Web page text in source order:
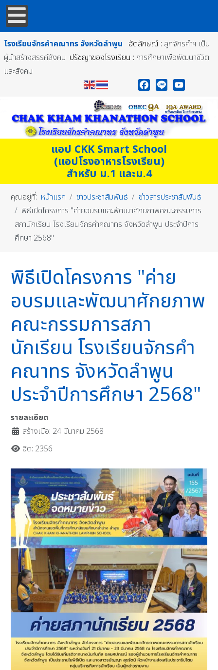
โรงเรียนจักรคำคณาทร จังหวัดลำพูน อัตลักษณ์ : ลูกจักรคำฯ เป็น
ผู้นำสร้างสรรค์สังคม ปรัชญาของโรงเรียน : การศึกษาเพื่อพัฒนาชีวิต
และสังคม
แอป CKK Smart School
(แอปโรงอาหารโรงเรียน)
สำหรับ ม.1 และม.4
คุณอยู่ที่: หน้าแรก ข่าวประชาสัมพันธ์
ข่าวสารประชาสัมพันธ์
พิธีเปิดโครงการ "ค่ายอบรมและพัฒนาศักยภาพคณะกรรมการ
สภานักเรียน โรงเรียนจักรคำคณาทร จังหวัดลำพูน ประจำปีการ
ศึกษา 2568"
พิธีเปิดโครงการ "ค่าย
อบรมและพัฒนาศักยภาพ
คณะกรรมการสภา
นักเรียน โรงเรียนจักรคำ
คณาทร จังหวัดลำพูน
ประจำปีการศึกษา 2568"
รายละเอียด
สร้างเมื่อ: 24 มีนาคม 2568
ฮิต: 2356